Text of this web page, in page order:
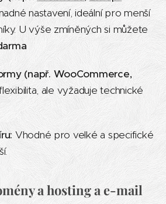
nastavení, ideální pro menší
U výše zmíněných si můžete
(např. WooCommerce,
ale vyžaduje technické
Vhodné pro velké a specifické
a hosting a e-mail